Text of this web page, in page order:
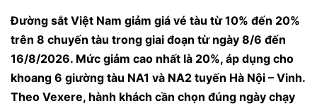
Đường sắt Việt Nam giảm giá vé tàu từ 10% đến 20%
trên 8 chuyến tàu trong giai đoạn từ ngày 8/6 đến
16/8/2026. Mức giảm cao nhất là 20%, áp dụng cho
khoang 6 giường tàu NA1 và NA2 tuyến Hà Nội – Vinh.
Theo Vexere, hành khách cần chọn đúng ngày chạy